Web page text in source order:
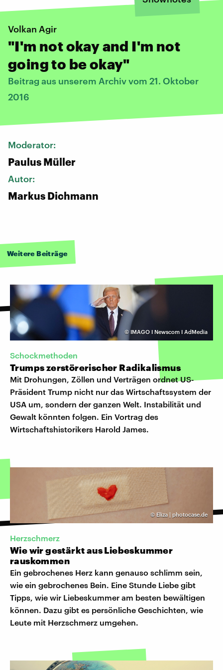
Volkan Agir
"I'm not okay and I'm not
going to be okay"
Beitrag aus unserem Archiv vom 21. Oktober
2016
Moderator:
Paulus Müller
Autor:
Markus Dichmann
Weitere Beiträge
©IMAGO I Newscom I AdMedia
Schockmethoden
Trumps zerstörerischer Radikalismus
Mit Drohungen, Zöllen und Verträgen ordnet US-
Präsident Trump nicht nur das Wirtschaftssystem der
USA um, sondern der ganzen Welt. Instabilität und
Gewalt könnten folgen. Ein Vortrag des
Wirtschaftshistorikers Harold James.
© Eliza | photocase.de
Herzschmerz
Wie wir gestärkt aus Liebeskummer
rauskommen
Ein gebrochenes Herz kann genauso schlimm sein,
wie ein gebrochenes Bein. Eine Stunde Liebe gibt
Tipps, wie wir Liebeskummer am besten bewältigen
können. Dazu gibt es persönliche Geschichten, wie
Leute mit Herzschmerz umgehen.